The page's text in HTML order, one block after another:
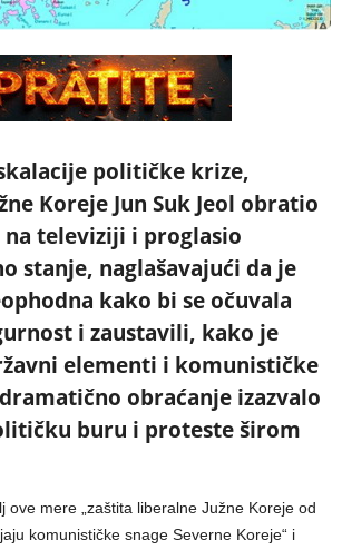
političke krize,
Koreje Jun Suk Jeol obratio
na televiziji i proglasio
stanje, naglašavajući da je
kako bi se očuvala
i zaustavili, kako je
elementi i komunističke
obraćanje izazvalo
buru i proteste širom
ove mere „zaštita liberalne Južne Koreje od
komunističke snage Severne Koreje“ i